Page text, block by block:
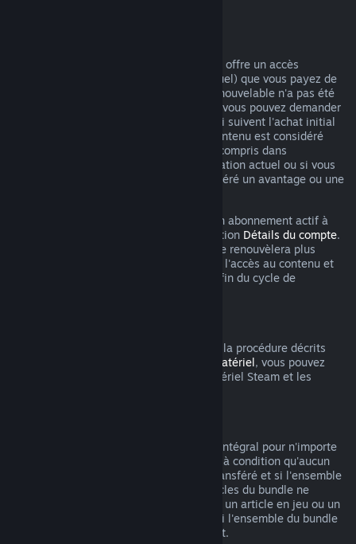
Pour certains contenus et services, Steam offre un accès
périodique (par exemple mensuel ou annuel) que vous payez de
manière récurrente. Si un abonnement renouvelable n'a pas été
utilisé au cours d'un cycle de facturation, vous pouvez demander
un remboursement dans les 48 heures qui suivent l'achat initial
ou un renouvellement automatique. Le contenu est considéré
comme utilisé si vous avez joué à un jeu compris dans
l'abonnement au cours du cycle de facturation actuel ou si vous
avez utilisé, consommé, modifié ou transféré un avantage ou une
Veuillez noter que vous pouvez annuler un abonnement actif à
tout moment en vous rendant dans la section Détails du compte.
Après annulation, votre abonnement ne se renouvèlera plus
automatiquement, mais vous conserverez l'accès au contenu et
les bénéfices de l'abonnement jusqu'à la fin du cycle de
Dans les limites du délai applicable et de la procédure décrits
Politique de remboursement du matériel, vous pouvez
demander un remboursement pour le matériel Steam et les
Vous pouvez recevoir un remboursement intégral pour n'importe
quel bundle acheté sur le magasin Steam à condition qu'aucun
article compris dans le bundle n'ait été transféré et si l'ensemble
du temps de jeu comprenant tous les articles du bundle ne
dépasse pas 2 heures. Si un bundle inclut un article en jeu ou un
DLC non remboursable, Steam vous dira si l'ensemble du bundle
est remboursable au moment du paiement.